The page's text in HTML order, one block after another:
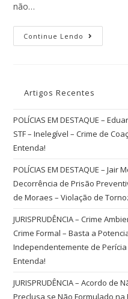
não…
Continue Lendo
Artigos Recentes
POLÍCIAS EM DESTAQUE –
STF – Inelegível – Crime de
Entenda!
POLÍCIAS EM DESTAQUE –
Decorrência de Prisão
de Moraes – Violação de
JURISPRUDÊNCIA – Crime
Crime Formal – Basta a
Independentemente de Perícia
Entenda!
JURISPRUDÊNCIA – Acordo
Preclusa se Não Formulado